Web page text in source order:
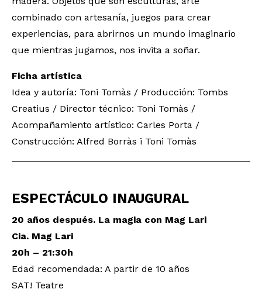
combinado con artesanía, juegos para crear
experiencias, para abrirnos un mundo imaginario
que mientras jugamos, nos invita a soñar.
Ficha artística
Idea y autoría: Toni Tomàs / Producción: Tombs
Creatius / Director técnico: Toni Tomàs /
Acompañamiento artístico: Carles Porta /
Construcción: Alfred Borràs i Toni Tomàs
ESPECTÁCULO INAUGURAL
20 años después. La magia con Mag Lari
Cia. Mag Lari
20h – 21:30h
Edad recomendada: A partir de 10 años
SAT! Teatre